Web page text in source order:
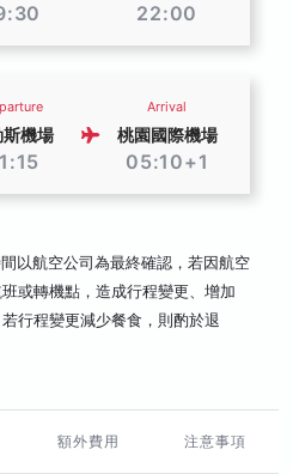
22:00
斯機場
Arrival
桃園國際機場
05:10+1
以航空公司為最終確認，若因航空
或轉機點，造成行程變更、增加
行程變更減少餐食，則酌於退
額外費用 注意事項